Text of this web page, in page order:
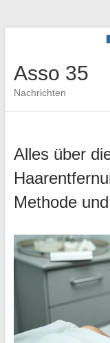
Asso 35
Nachrichten
Alles über
Methode